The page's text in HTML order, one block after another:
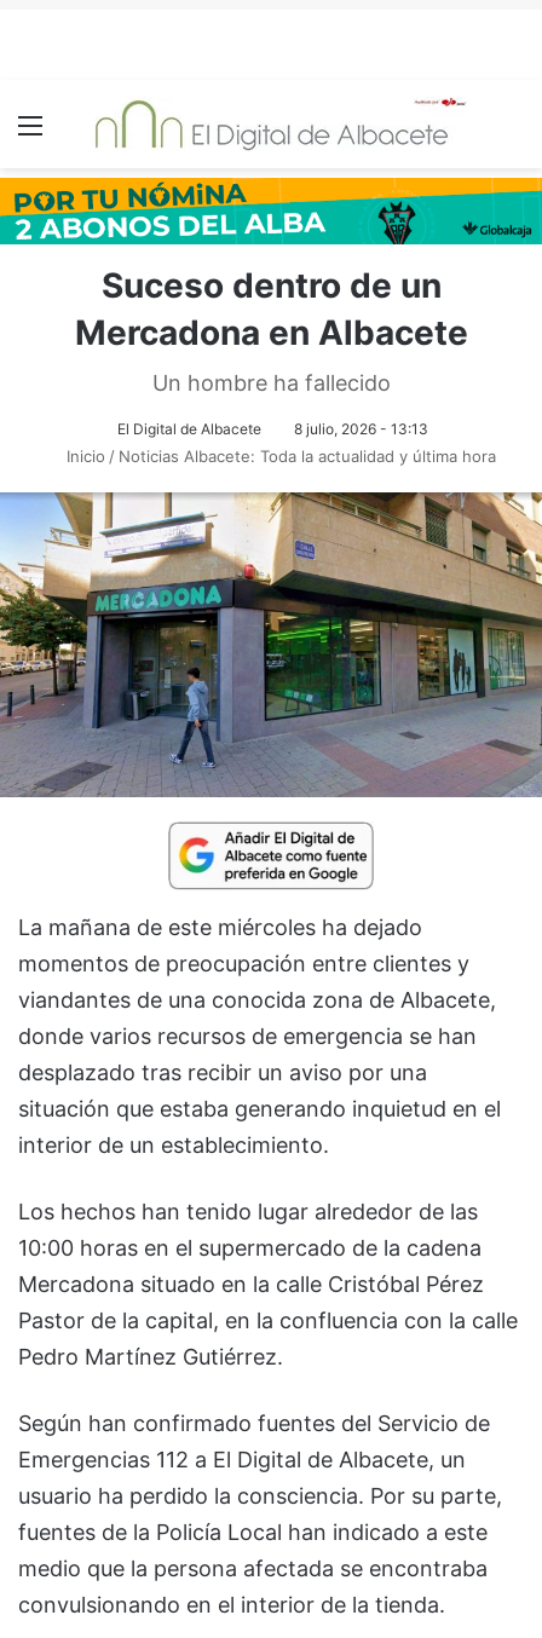
Menú
Suceso dentro de un
Mercadona en Albacete
Un hombre ha fallecido
El Digital de Albacete 8 julio, 2026 - 13:13
Inicio / Noticias Albacete: Toda la actualidad y última hora
La mañana de este miércoles ha dejado
momentos de preocupación entre clientes y
viandantes de una conocida zona de Albacete,
donde varios recursos de emergencia se han
desplazado tras recibir un aviso por una
situación que estaba generando inquietud en el
interior de un establecimiento.
Los hechos han tenido lugar alrededor de las
10:00 horas en el supermercado de la cadena
Mercadona situado en la calle Cristóbal Pérez
Pastor de la capital, en la confluencia con la calle
Pedro Martínez Gutiérrez.
Según han confirmado fuentes del Servicio de
Emergencias 112 a El Digital de Albacete, un
usuario ha perdido la consciencia. Por su parte,
fuentes de la Policía Local han indicado a este
medio que la persona afectada se encontraba
convulsionando en el interior de la tienda.